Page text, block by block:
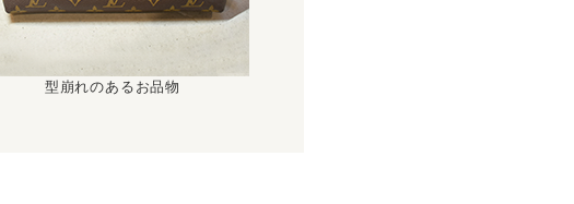
型崩れのあるお品物